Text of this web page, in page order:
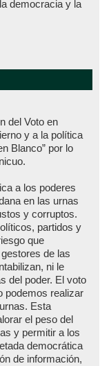
democracia y la
del Voto en
y a la política
Blanco” por lo
a los poderes
en las urnas
y corruptos.
partidos y
que
de las
ni le
del poder. El voto
podemos realizar
Esta
el peso del
y permitir a los
democrática
de información,